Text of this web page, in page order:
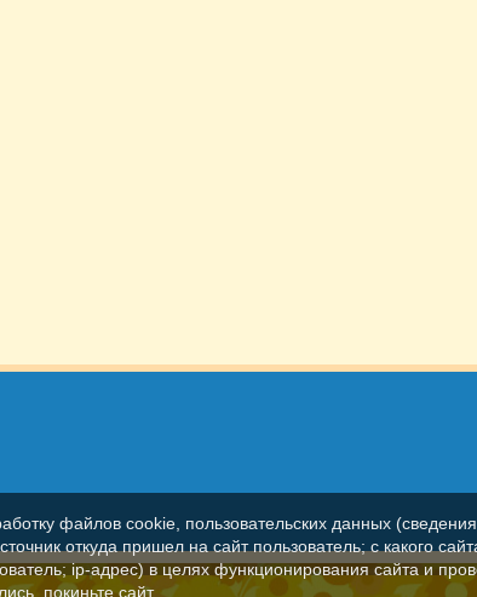
файлов cookie, пользовательских данных
откуда пришел на сайт пользователь; с какого
ip-адрес) в целях функционирования сайта и
покиньте сайт.